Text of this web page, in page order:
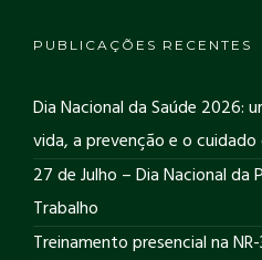
PUBLICAÇÕES RECENTES
Dia Nacional da Saúde 2026:
vida, a prevenção e o cuidado
27 de Julho – Dia Nacional
Trabalho
Treinamento presencial na